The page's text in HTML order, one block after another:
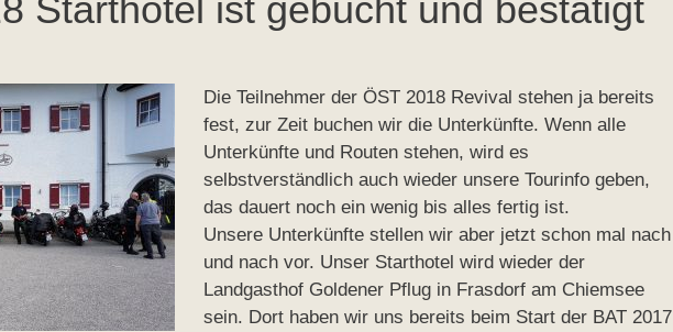
Starthotel ist gebucht und bestätigt
Die Teilnehmer der ÖST 2018 Revival stehen ja bereits
fest, zur Zeit buchen wir die Unterkünfte. Wenn alle
Unterkünfte und Routen stehen, wird es
selbstverständlich auch wieder unsere Tourinfo geben,
das dauert noch ein wenig bis alles fertig ist.
Unsere Unterkünfte stellen wir aber jetzt schon mal nach
und nach vor. Unser Starthotel wird wieder der
Landgasthof Goldener Pflug in Frasdorf am Chiemsee
sein. Dort haben wir uns bereits beim Start der BAT 2017